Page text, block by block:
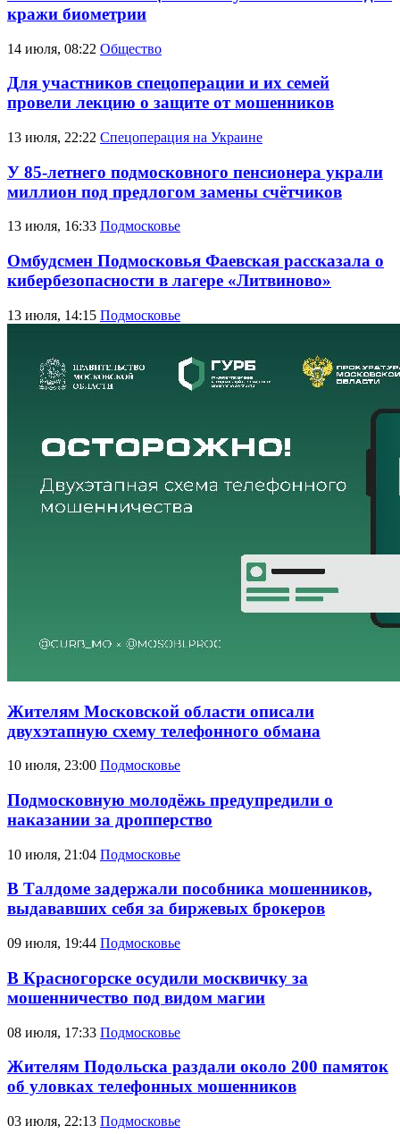
кражи биометрии
14 июля, 08:22 Общество
Для участников спецоперации и их семей
провели лекцию о защите от мошенников
13 июля, 22:22 Спецоперация на Украине
У 85-летнего подмосковного пенсионера украли
миллион под предлогом замены счётчиков
13 июля, 16:33 Подмосковье
Омбудсмен Подмосковья Фаевская рассказала о
кибербезопасности в лагере «Литвиново»
13 июля, 14:15 Подмосковье
Жителям Московской области описали
двухэтапную схему телефонного обмана
10 июля, 23:00 Подмосковье
Подмосковную молодёжь предупредили о
наказании за дропперство
10 июля, 21:04 Подмосковье
В Талдоме задержали пособника мошенников,
выдававших себя за биржевых брокеров
09 июля, 19:44 Подмосковье
В Красногорске осудили москвичку за
мошенничество под видом магии
08 июля, 17:33 Подмосковье
Жителям Подольска раздали около 200 памяток
об уловках телефонных мошенников
03 июля, 22:13 Подмосковье